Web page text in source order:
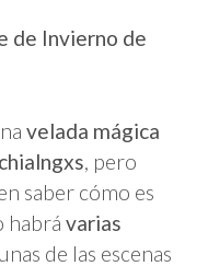
de Invierno de
velada mágica
, pero
saber cómo es
habrá varias
de las escenas